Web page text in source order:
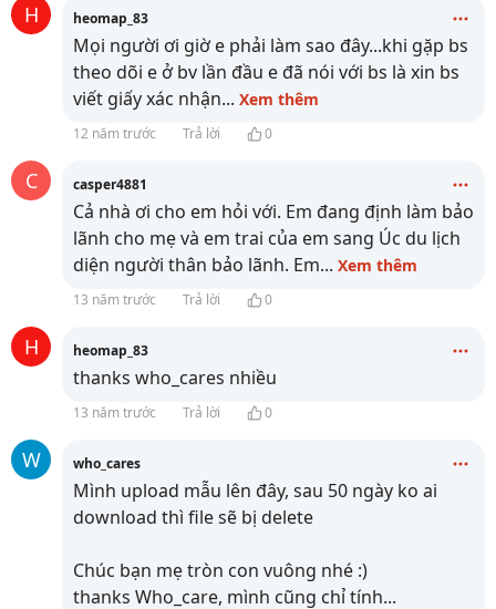
H heomap_83
Mọi người ơi giờ e phải làm sao đây...khi gặp bs
theo dõi e ở bv lần đầu e đã nói với bs là xin bs
viết giấy xác nhận... Xem thêm
12 năm trước Trả lời 0
C casper4881
Cả nhà ơi cho em hỏi với. Em đang định làm bảo
lãnh cho mẹ và em trai của em sang Úc du lịch
diện người thân bảo lãnh. Em... Xem thêm
13 năm trước Trả lời 0
H heomap_83
thanks who_cares nhiều
13 năm trước Trả lời 0
W who_cares
Mình upload mẫu lên đây, sau 50 ngày ko ai
download thì file sẽ bị delete
Chúc bạn mẹ tròn con vuông nhé :)
thanks Who_care, mình cũng chỉ tính...